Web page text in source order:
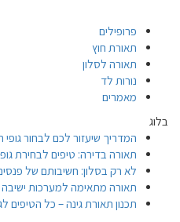
פרופילים
תאורת חוץ
תאורה לסלון
נורות לד
מאמרים
בלוג
המדריך שיעזור לכם לבחור גופי
תאורה בדירה: טיפים לבחירת
לא רק בסלון: חשיבותם של
תאורה מתאימה למערכות ישיבה
תכנון תאורת גינה – כל הטיפים